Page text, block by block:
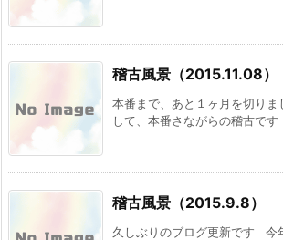
稽古風景（2015.11.08）
本番まで、あと１ヶ月を切り
して、本番さながらの稽古です
稽古風景（2015.9.8）
久しぶりのブログ更新です 今